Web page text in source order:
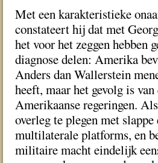
Met een karakteristieke
constateert hij dat met
het voor het zeggen hebben
diagnose delen: Amerika
Anders dan Wallerstein
heeft, maar het gevolg is
Amerikaanse regeringen.
overleg te plegen met
multilaterale platforms, en
militaire macht eindelijk